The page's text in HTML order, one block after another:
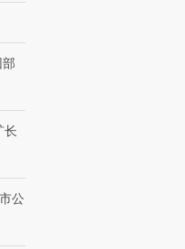
三大增长引擎是什么？
长
公